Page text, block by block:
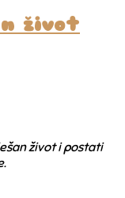
život
život i postati